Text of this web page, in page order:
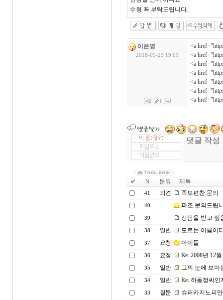
수청 꼭 부탁드립니다.
이은영
2018-09-25 19:01
<a
<a
<a
<a
<a
<a
<a
N 분류 제목
41 의견 족보편찬 문의
40 파조 문의드립
39 상담을 받고 싶
38 일반 모르는 이름이
37 요청 아이들
36 요청 Re..2008년 12
35 일반 그의 눈에 보이
34 일반 Re..하동정씨
33 질문 슈퍼카지노피